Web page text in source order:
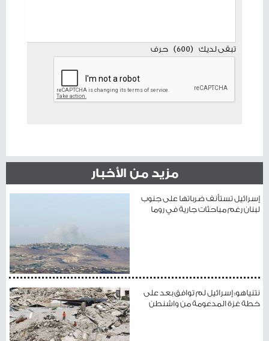
تبقى لديك (
600
) حرف
مزيد من الأخبار
إسرائيل تستأنف ضرباتها على جنوب
لبنان رغم مباحثات جارية في روما
نتنياهو: إسرائيل لم توافق بعد على
خطة غزة المدعومة من واشنطن